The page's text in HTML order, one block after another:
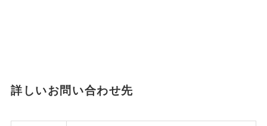
詳しいお問い合わせ先